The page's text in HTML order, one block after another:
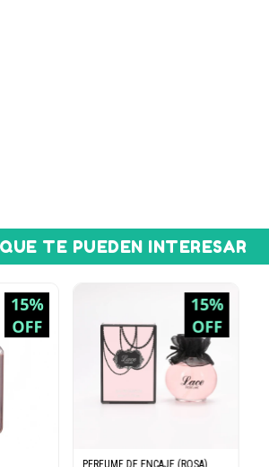
TE PUEDEN INTERESAR
PERFUME DE ENCAJE (ROSA)